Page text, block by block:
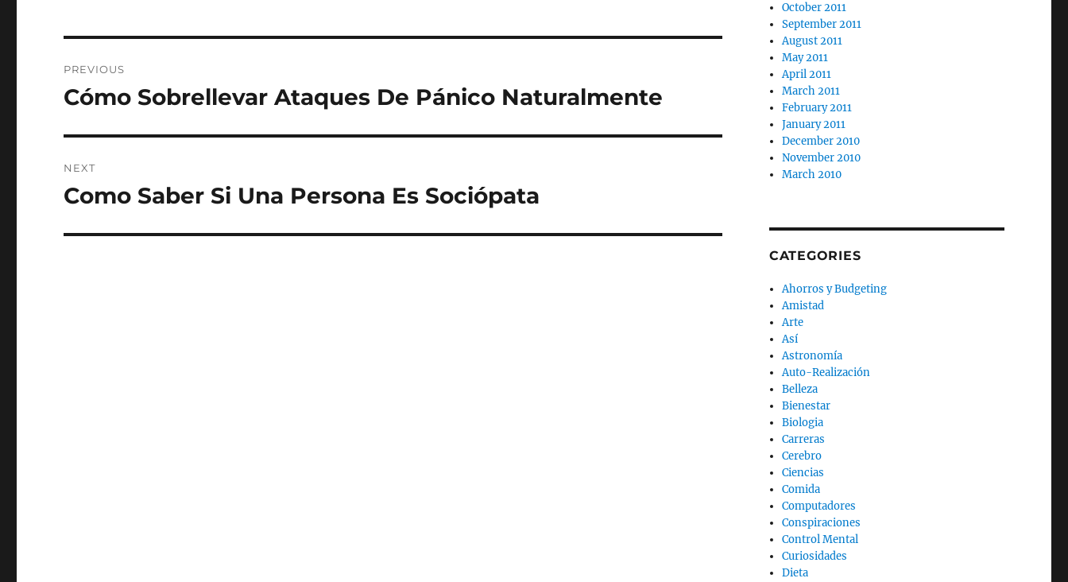
navigation
PREVIOUS
Previous
Cómo Sobrellevar Ataques De Pánico Naturalmente
NEXT
Next
Como Saber Si Una Persona Es Sociópata
October 2011
September 2011
August 2011
May 2011
April 2011
March 2011
February 2011
January 2011
December 2010
November 2010
March 2010
CATEGORIES
Ahorros y Budgeting
Amistad
Arte
Así
Astronomía
Auto-Realización
Belleza
Bienestar
Biologia
Carreras
Cerebro
Ciencias
Comida
Computadores
Conspiraciones
Control Mental
Curiosidades
Dieta